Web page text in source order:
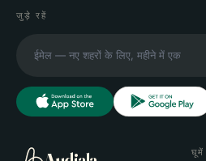
जुड़े रहें
घूमें